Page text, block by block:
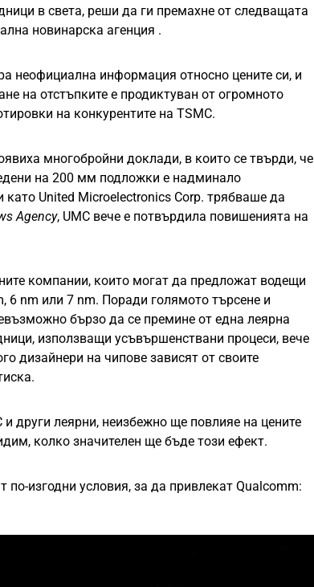
в света, реши да ги премахне от следващата
новинарска агенция .
неофициална информация относно цените си, и
на отстъпките е продиктуван от огромното
на конкурентите на TSMC.
многобройни доклади, в които се твърди, че
на 200 мм подложки е надминало
United Microelectronics Corp. трябваше да
Agency, UMC вече е потвърдила повишенията на
компании, които могат да предложат водещи
6 nm или 7 nm. Поради голямото търсене и
бързо да се премине от една леярна
използващи усъвършенствани процеси, вече
дизайнери на чипове зависят от своите
други леярни, неизбежно ще повлияе на цените
колко значителен ще бъде този ефект.
изгодни условия, за да привлекат Qualcomm: